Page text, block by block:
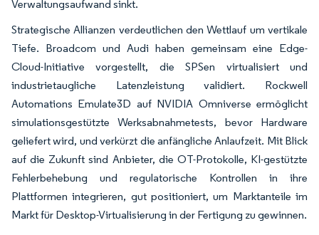
Verwaltungsaufwand sinkt.
Strategische Allianzen verdeutlichen den Wettlauf um vertikale
Tiefe. Broadcom und Audi haben gemeinsam eine Edge-
Cloud-Initiative vorgestellt, die SPSen virtualisiert und
industrietaugliche Latenzleistung validiert. Rockwell
Automations Emulate3D auf NVIDIA Omniverse ermöglicht
simulationsgestützte Werksabnahmetests, bevor Hardware
geliefert wird, und verkürzt die anfängliche Anlaufzeit. Mit Blick
auf die Zukunft sind Anbieter, die OT-Protokolle, KI-gestützte
Fehlerbehebung und regulatorische Kontrollen in ihre
Plattformen integrieren, gut positioniert, um Marktanteile im
Markt für Desktop-Virtualisierung in der Fertigung zu gewinnen.